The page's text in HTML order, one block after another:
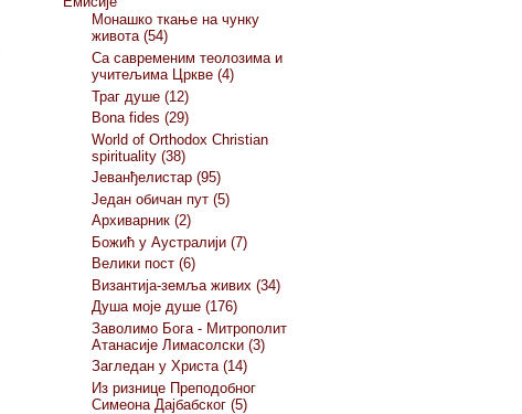
Монашко ткање на чунку
живота (54)
Са савременим теолозима и
учитељима Цркве (4)
Траг душе (12)
Bona fides (29)
World of Orthodox Christian
spirituality (38)
Јеванђелистар (95)
Један обичан пут (5)
Архиварник (2)
Божић у Аустралији (7)
Велики пост (6)
Византија-земља живих (34)
Душа моје душе (176)
Заволимо Бога - Митрополит
Атанасије Лимасолски (3)
Загледан у Христа (14)
Из ризнице Преподобног
Симеона Дајбабског (5)